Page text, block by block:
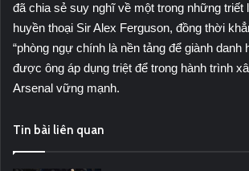
đã chia sẻ suy nghĩ về một trong những triết
huyền thoại Sir Alex Ferguson, đồng thời
“phòng ngự chính là nền tảng để giành danh
được ông áp dụng triệt để trong hành trình
Arsenal vững mạnh.
Tin bài liên quan